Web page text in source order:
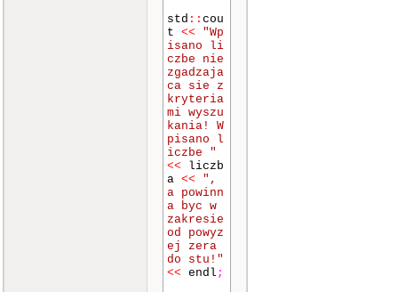
std :: cou
t <<
"Wp
isano li
czbe nie
zgadzaja
ca sie z
kryteria
mi wyszu
kania! W
pisano l
iczbe "
<< liczb
a <<
",
a powinn
a byc w
zakresie
od powyz
ej zera
do stu!"
<< endl ;